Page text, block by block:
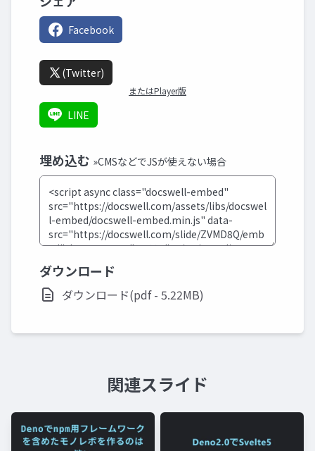
Facebook
(Twitter)
またはPlayer版
LINE
埋め込む »CMSなどでJSが使えない場合
ダウンロード
ダウンロード(pdf - 5.22MB)
関連スライド